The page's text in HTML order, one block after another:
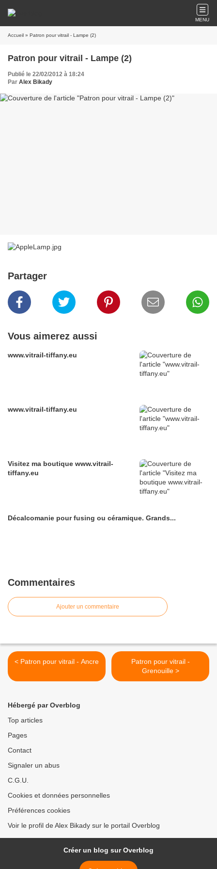
MENU
Accueil » Patron pour vitrail - Lampe (2)
Patron pour vitrail - Lampe (2)
Publié le 22/02/2012 à 18:24
Par Alex Bikady
Partager
Vous aimerez aussi
www.vitrail-tiffany.eu
www.vitrail-tiffany.eu
Visitez ma boutique www.vitrail-
tiffany.eu
Décalcomanie pour fusing ou céramique. Grands...
Commentaires
Ajouter un commentaire
< Patron pour vitrail - Ancre
Patron pour vitrail -
Grenouille >
Hébergé par Overblog
Top articles
Pages
Contact
Signaler un abus
C.G.U.
Cookies et données personnelles
Préférences cookies
Voir le profil de Alex Bikady sur le portail Overblog
Créer un blog sur Overblog